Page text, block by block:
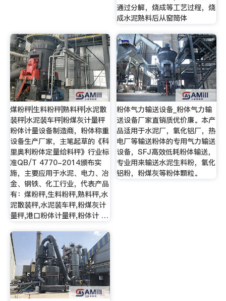
通过分解，烧成等工艺过程，烧
成水泥熟料后从窑筒体
煤粉秤|生料粉秤|熟料秤|水泥散
装秤|水泥装车秤|粉煤灰计量秤
粉体计量设备制造商，粉体称重
设备生产厂家，主笔起草的《科
里奥利粉体定量给料秤》行业标
准QB/T 4770-2014颁布实
施，主要应用于水泥、电力、冶
金、钢铁、化工行业，代表产品
有：煤粉秤,生料粉秤,熟料秤,水
泥散装秤,水泥装车秤,粉煤灰计
量秤,港口粉体计量秤,粉体计 …
粉体气力输送设备_粉体气力输
送设备厂家直销质优价廉。本产
品适用于水泥厂，氧化铝厂，热
电厂等输送粉体的专用气力输送
设备，SFJ高效低耗粉体输送，
专业用来输送水泥生料粉，氧化
铝粉，粉煤灰等粉体颗粒。